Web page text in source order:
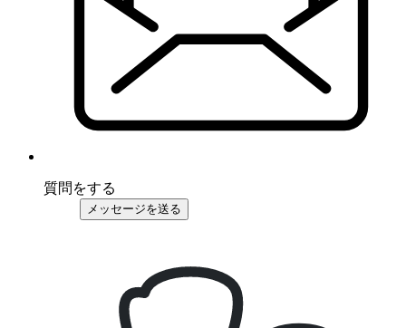
質問をする
メッセージを送る